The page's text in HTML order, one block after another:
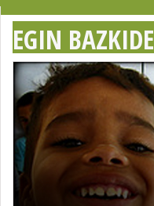
EGIN BAZKIDE